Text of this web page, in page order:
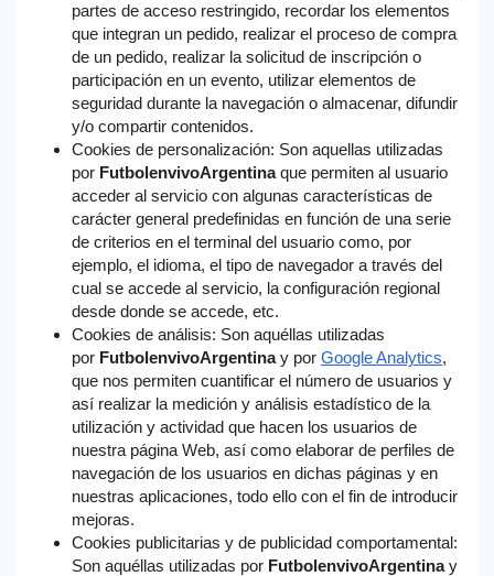
partes de acceso restringido, recordar los elementos
que integran un pedido, realizar el proceso de compra
de un pedido, realizar la solicitud de inscripción o
participación en un evento, utilizar elementos de
seguridad durante la navegación o almacenar, difundir
y/o compartir contenidos.
Cookies de personalización: Son aquellas utilizadas
por FutbolenvivoArgentinaque permiten al usuario
acceder al servicio con algunas características de
carácter general predefinidas en función de una serie
de criterios en el terminal del usuario como, por
ejemplo, el idioma, el tipo de navegador a través del
cual se accede al servicio, la configuración regional
desde donde se accede, etc.
Cookies de análisis: Son aquéllas utilizadas
por FutbolenvivoArgentinay por Google Analytics,
que nos permiten cuantificar el número de usuarios y
así realizar la medición y análisis estadístico de la
utilización y actividad que hacen los usuarios de
nuestra página Web, así como elaborar de perfiles de
navegación de los usuarios en dichas páginas y en
nuestras aplicaciones, todo ello con el fin de introducir
mejoras.
Cookies publicitarias y de publicidad comportamental:
Son aquéllas utilizadas por FutbolenvivoArgentinay